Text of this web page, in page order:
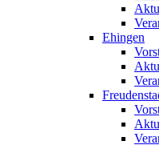
Ehingen